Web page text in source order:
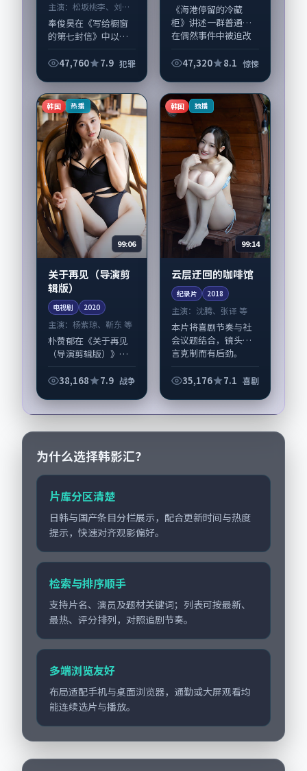
主演： 松坂桃李、刘亚
仁 等
奉俊昊在《写给橱窗
的第七封信》中以细
张力，松坂桃李、刘
期主要在日本完成制
作协同，2024-...
47,760 7.9 犯罪
《海港停留的冷藏
柜》讲述一群普通人
在偶然事件中被迫改
惊悚类型元素服务于
叙事，陶虹、廖凡的
情...
47,320 8.1 惊悚
韩国 热播
99:06
关于再见（导演剪
辑版）
电视剧 2020
主演： 杨紫琼、靳东 等
朴赞郁在《关于再见
（导演剪辑版）》中
战争张力，杨紫琼、
丰富。影片拍摄及后
期主要在韩国完成制
作协同，2020-...
38,168 7.9 战争
韩国 独播
99:14
云层迂回的咖啡馆
纪录片 2018
主演： 沈腾、张译 等
本片将喜剧节奏与社
会议题结合，镜头语
言克制而有后劲。
馆》由曾国祥掌舵，
线；取景与声音设计
凸显韩国城市质感，
适合偏...
35,176 7.1 喜剧
为什么选择韩影汇？
片库分区清楚
日韩与国产条目分栏展示，配合更新时间与热度
提示，快速对齐观影偏好。
检索与排序顺手
支持片名、演员及题材关键词；列表可按最新、
最热、评分排列，对照追剧节奏。
多端浏览友好
布局适配手机与桌面浏览器，通勤或大屏观看均
能连续选片与播放。